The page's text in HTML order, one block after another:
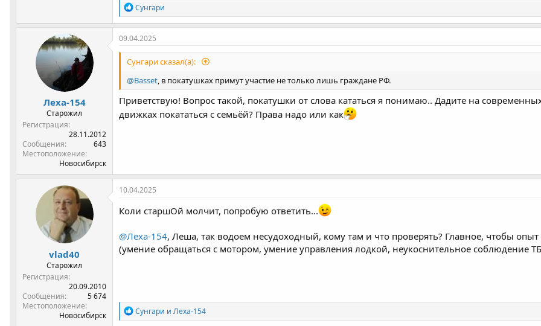
Р
е
а
к
и
Сунгари
Леха-154
Старожил
Регистрация
28.11.2012
Сообщения
643
Местоположение
Новосибирск
09.04.2025
Сунгари сказал(а):
@Basset, в покатушках примут участие не только лишь граждане РФ.
Приветствую! Вопрос такой, покатушки от слова кататься я понимаю.. Дадите на
движках покататься с семьёй? Права надо или как
vlad40
Старожил
Регистрация
20.09.2010
Сообщения
5 674
Местоположение
Новосибирск
10.04.2025
Коли старшОй молчит, попробую ответить...
@Леха-154, Леша, так водоем несудоходный, кому там и что проверять? Главное, чтобы опыт
(умение обращаться с мотором, умение управления лодкой, неукоснительное соблюдение
Р
е
Сунгари и Леха-154